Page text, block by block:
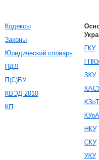
Кодексы
Законы
Юридический словарь
ПДД
П(С)БУ
КВЭД-2010
КП
ГКУ
ЗКУ
НКУ
СКУ
УКУ